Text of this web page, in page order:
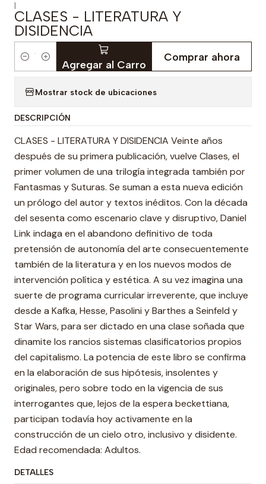
|
CLASES - LITERATURA Y
DISIDENCIA
Cantidad Agregar al Carro
Comprar ahora
Mostrar stock de ubicaciones
DESCRIPCIÓN
CLASES - LITERATURA Y DISIDENCIA Veinte años
después de su primera publicación, vuelve Clases, el
primer volumen de una trilogía integrada también por
Fantasmas y Suturas. Se suman a esta nueva edición
un prólogo del autor y textos inéditos. Con la década
del sesenta como escenario clave y disruptivo, Daniel
Link indaga en el abandono definitivo de toda
pretensión de autonomía del arte consecuentemente
también de la literatura y en los nuevos modos de
intervención política y estética. A su vez imagina una
suerte de programa curricular irreverente, que incluye
desde a Kafka, Hesse, Pasolini y Barthes a Seinfeld y
Star Wars, para ser dictado en una clase soñada que
dinamite los rancios sistemas clasificatorios propios
del capitalismo. La potencia de este libro se confirma
en la elaboración de sus hipótesis, insolentes y
originales, pero sobre todo en la vigencia de sus
interrogantes que, lejos de la espera beckettiana,
participan todavía hoy activamente en la
construcción de un cielo otro, inclusivo y disidente.
Edad recomendada: Adultos.
DETALLES